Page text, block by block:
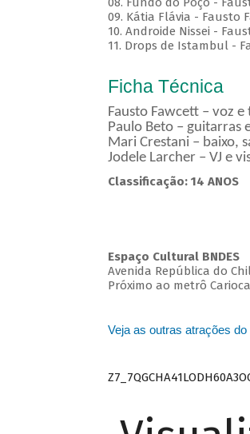
09. Kátia Flávia - Fausto
10. Androide Nissei -
11. Drops de Istambul -
Ficha Técnica
Fausto Fawcett – voz e
Paulo Beto – guitarras
Mari Crestani – baixo,
Jodele Larcher – VJ e
Classificação: 14 ANOS
Espaço Cultural BNDES
Avenida República do
Próximo ao metrô
Veja as outras atrações